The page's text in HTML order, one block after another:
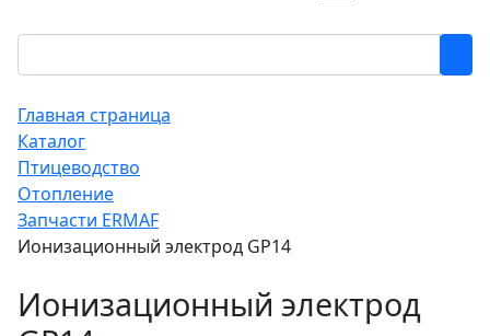
Главная страница
Каталог
Птицеводство
Отопление
Запчасти ERMAF
Ионизационный электрод GP14
Ионизационный электрод